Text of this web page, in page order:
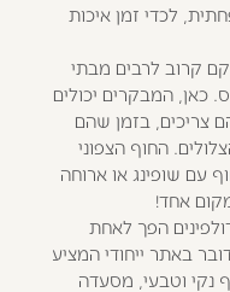
לכדי זמן איכות
קרוב לרבים מבתי
כאן, המבקרים יכולים
צריכים, בזמן שהם
החוף הצפוני
עם שופינג או ארוחה
אחד!
הפך לאחת
באתר ייחודי המציע
נקי וטבעי, מסעדה